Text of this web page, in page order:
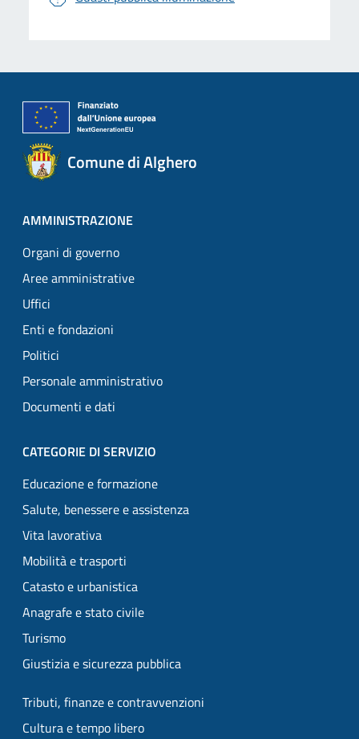
Comune di Alghero
AMMINISTRAZIONE
Organi di governo
Aree amministrative
Uffici
Enti e fondazioni
Politici
Personale amministrativo
Documenti e dati
CATEGORIE DI SERVIZIO
Educazione e formazione
Salute, benessere e assistenza
Vita lavorativa
Mobilità e trasporti
Catasto e urbanistica
Anagrafe e stato civile
Turismo
Giustizia e sicurezza pubblica
Tributi, finanze e contravvenzioni
Cultura e tempo libero